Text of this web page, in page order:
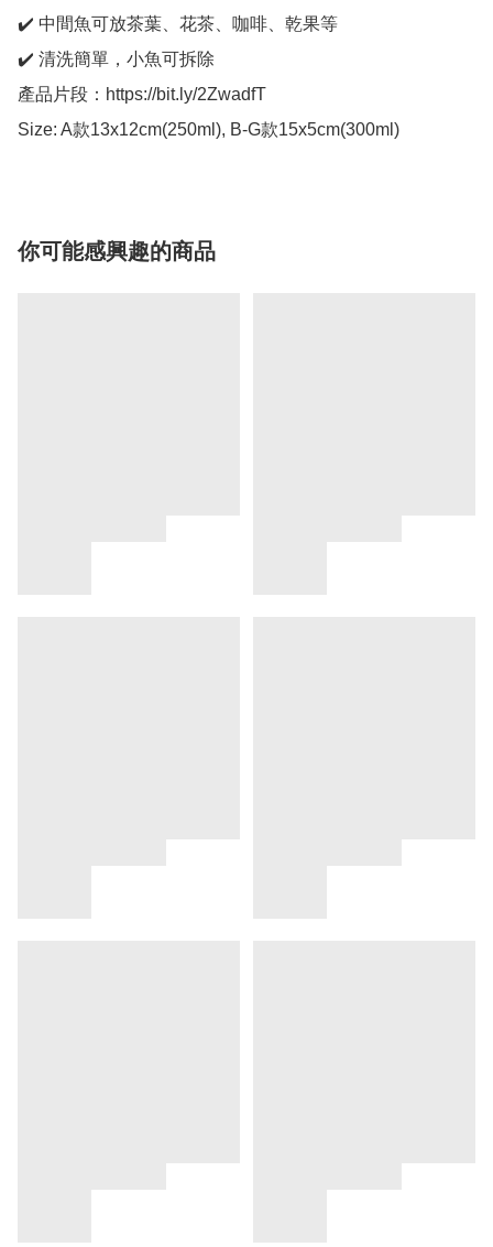
✔️ 中間魚可放茶葉、花茶、咖啡、乾果等
✔️ 清洗簡單，小魚可拆除
產品片段：https://bit.ly/2ZwadfT
Size: A款13x12cm(250ml), B-G款15x5cm(300ml)
你可能感興趣的商品